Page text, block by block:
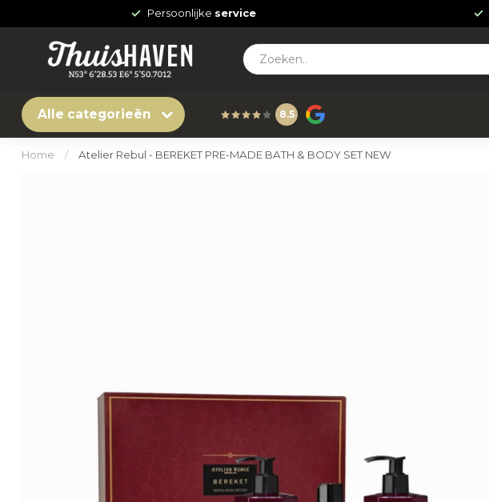
Persoonlijke service
Alle categorieën 8.5
Home / Atelier Rebul - BEREKET PRE-MADE BATH & BODY SET NEW